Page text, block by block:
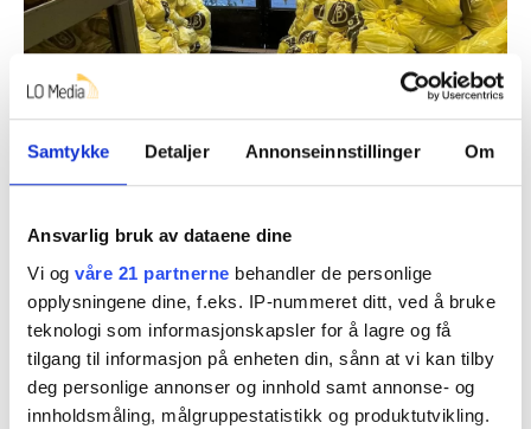
Samtykke Detaljer Annonseinnstillinger Om
Ansvarlig bruk av dataene dine
Vi og våre 21 partnerne behandler de personlige
opplysningene dine, f.eks. IP-nummeret ditt, ved å bruke
teknologi som informasjonskapsler for å lagre og få
tilgang til informasjon på enheten din, sånn at vi kan tilby
deg personlige annonser og innhold samt annonse- og
innholdsmåling, målgruppestatistikk og produktutvikling.
Totalt ble det delt 516 poser med mat.
Evangeliesenteret delte i fjor ut over 500 tonn med
matvarer til rusmisbrukere. Hver eneste gang de deler
ut mat, er det over 550 personerinnom for å få en
pose med matvarer.
I tillegg henter 65 personer matposer ved food-
trucken, som kjører rundt i bydelene to dager i uka.